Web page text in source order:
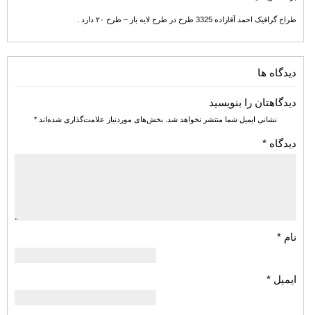
طراح گرافیک احمد آقازاده 3325 طرح در طرح لایه باز – طرح ۲۰ دارد .
دیدگاه ها
دیدگاهتان را بنویسید
نشانی ایمیل شما منتشر نخواهد شد. بخش‌های موردنیاز علامت‌گذاری شده‌اند *
دیدگاه *
نام *
ایمیل *